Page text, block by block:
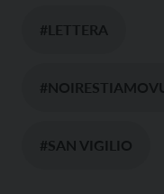
#LETTERA
#SAN VIGILIO